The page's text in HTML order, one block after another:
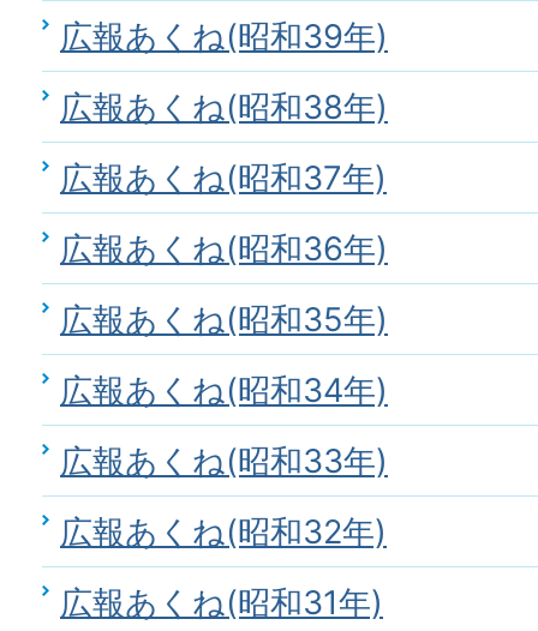
広報あくね(昭和39年)
広報あくね(昭和38年)
広報あくね(昭和37年)
広報あくね(昭和36年)
広報あくね(昭和35年)
広報あくね(昭和34年)
広報あくね(昭和33年)
広報あくね(昭和32年)
広報あくね(昭和31年)